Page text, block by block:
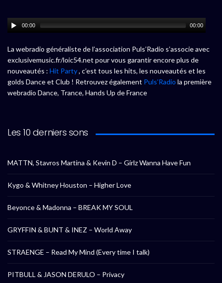
00:00 00:00
La webradio généraliste de l’association Puls’Radio s’associe avec
exclusivemusic.fr/loic54.net pour vous garantir encore plus de
nouveautés : Hit Party, c’est tous les hits, les nouveautés et les
golds Dance et Club ! Retrouvez également Puls’Radio la première
webradio Dance, Trance, Hands Up de France
Les 10 derniers sons
MATTN, Stavros Martina & Kevin D – Girlz Wanna Have Fun
Kygo & Whitney Houston – Higher Love
Beyonce & Madonna – BREAK MY SOUL
GRYFFIN & BUNT & INEZ – World Away
STRAENGE – Read My Mind (Every time I talk)
PITBULL & JASON DERULO – Privacy